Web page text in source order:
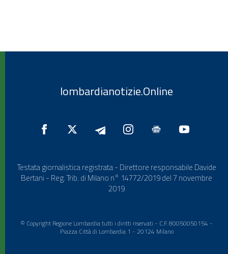
lombardianotizie.Online
Testata giornalistica registrata - Direttore responsabile Davide
Bertani - Reg. Trib. di Milano n° 14772/2019 del 7 novembre
2019
© Copyright Regione Lombardia tutti i diritti riservati - C.F. 80050050154 -
Piazza Città di Lombardia 1 - 20124 Milano